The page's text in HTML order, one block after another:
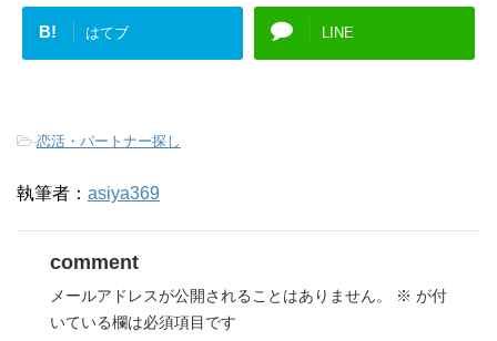
B! はてブ LINE
-恋活・パートナー探し
執筆者： asiya369
comment
メールアドレスが公開されることはありません。 ※ が付
いている欄は必須項目です